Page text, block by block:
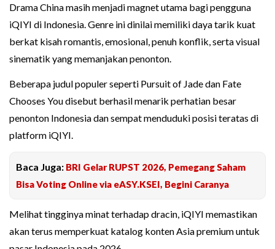
Drama China masih menjadi magnet utama bagi pengguna
iQIYI di Indonesia. Genre ini dinilai memiliki daya tarik kuat
berkat kisah romantis, emosional, penuh konflik, serta visual
sinematik yang memanjakan penonton.
Beberapa judul populer seperti Pursuit of Jade dan Fate
Chooses You disebut berhasil menarik perhatian besar
penonton Indonesia dan sempat menduduki posisi teratas di
platform iQIYI.
Baca Juga: BRI Gelar RUPST 2026, Pemegang Saham
Bisa Voting Online via eASY.KSEI, Begini Caranya
Melihat tingginya minat terhadap dracin, iQIYI memastikan
akan terus memperkuat katalog konten Asia premium untuk